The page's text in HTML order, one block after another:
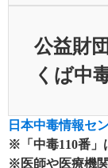
公益財
くば中
日本中毒情報セ
※「中毒110番」
※医師や医療機